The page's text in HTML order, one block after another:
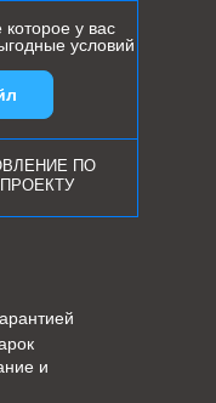
у вас
условий
ПО
и